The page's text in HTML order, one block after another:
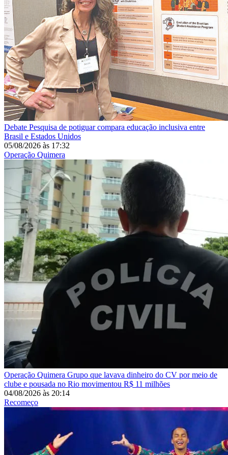
Debate Pesquisa de potiguar compara educação inclusiva entre
Brasil e Estados Unidos
05/08/2026 às 17:32
Operação Quimera
Operação Quimera Grupo que lavava dinheiro do CV por meio de
clube e pousada no Rio movimentou R$ 11 milhões
04/08/2026 às 20:14
Recomeço